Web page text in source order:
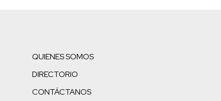
QUIENES SOMOS
DIRECTORIO
CONTÁCTANOS